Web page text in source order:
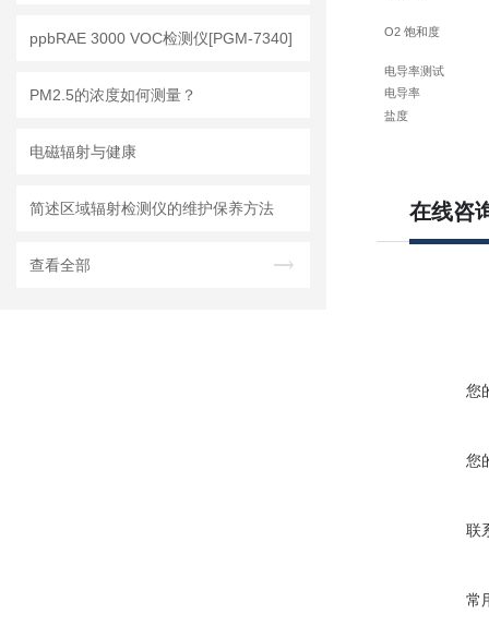
ppbRAE 3000 VOC检测仪[PGM-7340]
PM2.5的浓度如何测量？
电磁辐射与健康
简述区域辐射检测仪的维护保养方法
查看全部
O2 饱和度
电导率测试
电导率
盐度
在线咨
您
您
联
常